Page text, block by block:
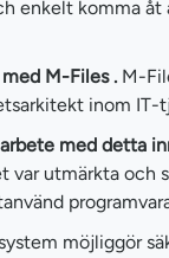
enkelt komma
M-Files . M-
inom IT-
med detta
var utmärkta och
möjliggör